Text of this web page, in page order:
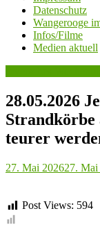
Datenschutz
Wangerooge
Infos/Filme
Medien aktuell
28.05.2026
Strandkörbe
teurer
27. Mai 202627. Mai
Post Views: 594